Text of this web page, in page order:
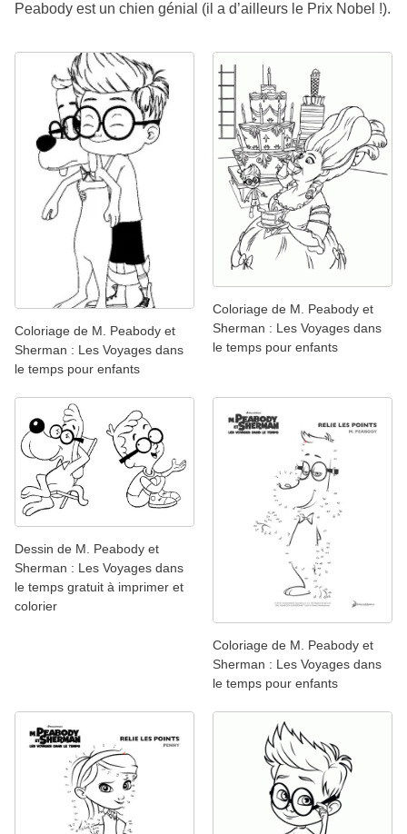
Peabody est un chien génial (il a d’ailleurs le Prix Nobel !).
Coloriage de M. Peabody et
Sherman : Les Voyages dans
le temps pour enfants
Coloriage de M. Peabody et
Sherman : Les Voyages dans
le temps pour enfants
Dessin de M. Peabody et
Sherman : Les Voyages dans
le temps gratuit à imprimer et
colorier
Coloriage de M. Peabody et
Sherman : Les Voyages dans
le temps pour enfants